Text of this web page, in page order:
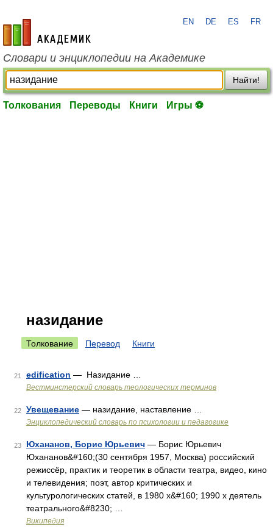
academic.ru
EN DE ES FR
Словари и энциклопедии на Академике
Найти!
Толкования Переводы Книги Игры ⚽
назидание
Толкование Перевод Книги
21 edification — Назидание …
Вестминстерский словарь теологических терминов
22 Увещевание — назидание, наставление …
Энциклопедический словарь по психологии и педагогике
23 Юхананов, Борис Юрьевич — Борис Юрьевич
Юхананов&#160;(30 сентября 1957, Москва) российский
режиссёр, практик и теоретик в области театра, видео, кино
и телевидения; поэт, автор критических и
культурологических статей, в 1980 х&#160; 1990 х деятель
театрального&#8230; …
Википедия